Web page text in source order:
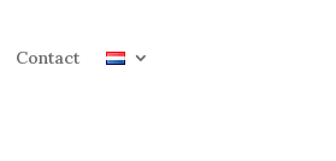
Contact